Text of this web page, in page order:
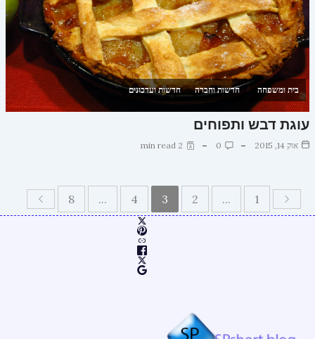
בית ומשפחה חדשות וחברה חדשות ועדכונים
עוגת דבש ותפוחים
אוק 14, 2015 0
2 min read
1
...
2
3
4
...
8